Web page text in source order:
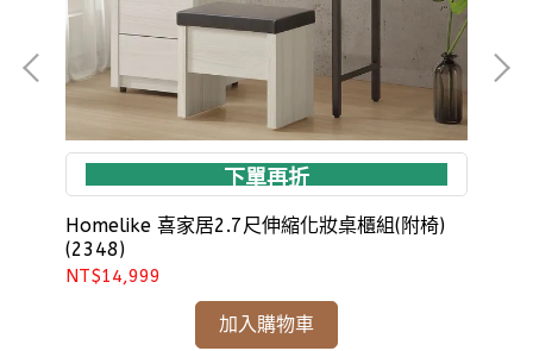
下單再折
Homelike 喜家居2.7尺伸縮化妝桌櫃組(附椅)
(2348)
NT$14,999
加入購物車